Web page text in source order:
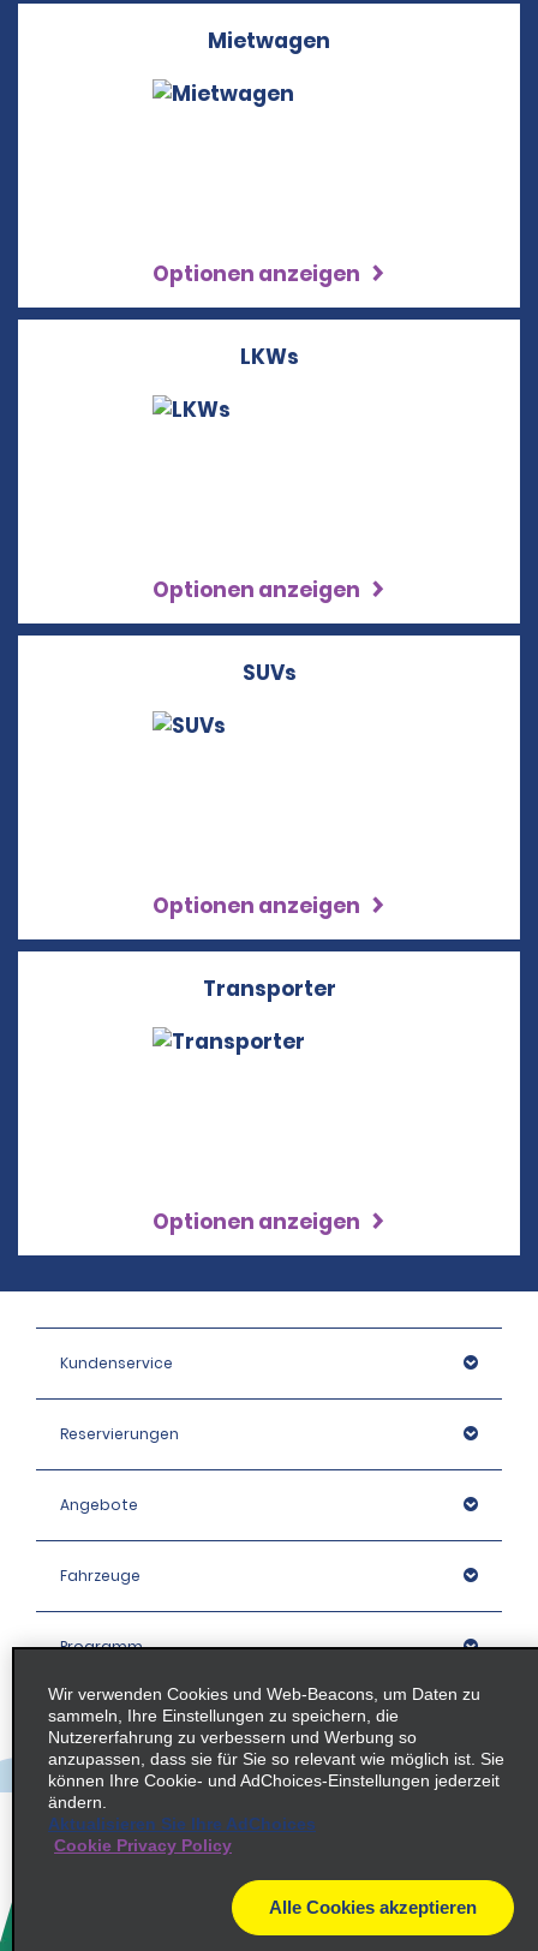
Mietwagen
Optionen anzeigen
LKWs
Optionen anzeigen
SUVs
Optionen anzeigen
Transporter
Optionen anzeigen
Kundenservice
Reservierungen
Angebote
Fahrzeuge
Programm
Unternehmen
Stationen
Policies / Sitemap
Wir verwenden Cookies und Web-Beacons, um Daten zu
sammeln, Ihre Einstellungen zu speichern, die
Nutzererfahrung zu verbessern und Werbung so
anzupassen, dass sie für Sie so relevant wie möglich ist. Sie
können Ihre Cookie- und AdChoices-Einstellungen jederzeit
ändern.
Aktualisieren Sie Ihre AdChoices
Cookie Privacy Policy
Alle Cookies akzeptieren